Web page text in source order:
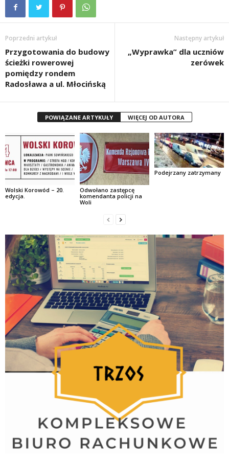
Poprzedni artykuł
Przygotowania do budowy
ścieżki rowerowej
pomiędzy rondem
Radosława a ul. Młocińską
Następny artykuł
„Wyprawka” dla uczniów
zerówek
POWIĄZANE ARTYKUŁY WIĘCEJ OD AUTORA
Wolski Korowód – 20.
edycja.
Odwołano zastępcę
komendanta policji na
Woli
Podejrzany zatrzymany